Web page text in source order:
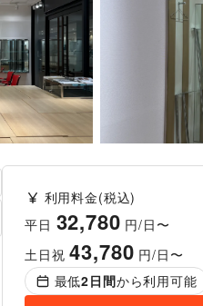
利用料金(税込)
平日 32,780 円/日〜
土日祝43,780 円/日〜
最低2日間から利用可能